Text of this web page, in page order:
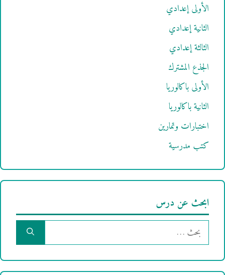
الأولى إعدادي
الثانية إعدادي
الثالثة إعدادي
الجذع المشترك
الأولى باكالوريا
الثانية باكالوريا
اختبارات وتمارين
كتب مدرسية
ابحث عن درس
البحث
عن: